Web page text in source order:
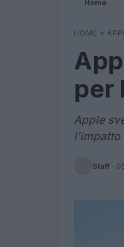
Home
HOME »
per
Apple
l'impatto
Staff ·